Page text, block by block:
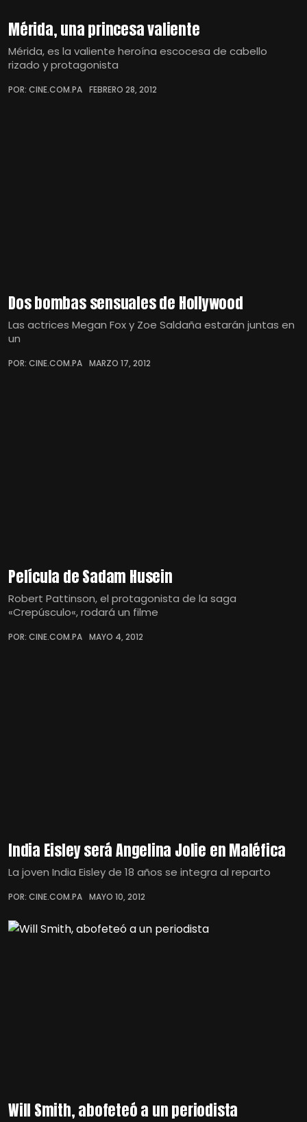
Mérida, una princesa valiente
Mérida, es la valiente heroína escocesa de cabello
rizado y protagonista
POR: CINE.COM.PA FEBRERO 28, 2012
Dos bombas sensuales de Hollywood
Las actrices Megan Fox y Zoe Saldaña estarán juntas en
un
POR: CINE.COM.PA MARZO 17, 2012
Película de Sadam Husein
Robert Pattinson, el protagonista de la saga
«Crepúsculo«, rodará un filme
POR: CINE.COM.PA MAYO 4, 2012
India Eisley será Angelina Jolie en Maléfica
La joven India Eisley de 18 años se integra al reparto
POR: CINE.COM.PA MAYO 10, 2012
Will Smith, abofeteó a un periodista